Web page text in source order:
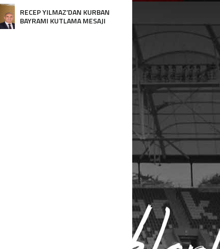
RECEP YILMAZ’DAN KURBAN
BAYRAMI KUTLAMA MESAJI